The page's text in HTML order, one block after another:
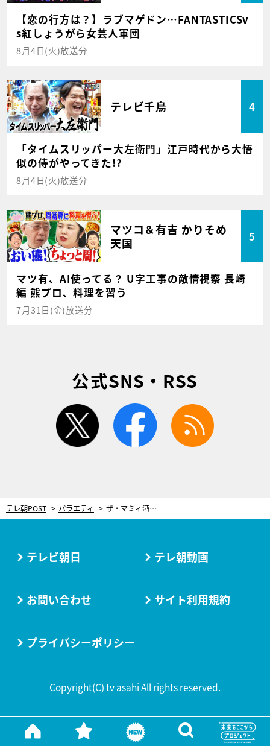
【恋の行方は？】ラブマゲドン…FANTASTICSv
s紅しょうがら女芸人軍団
8月4日(火)放送分
テレビ千鳥 4
「タイムスリッパー大左衛門」江戸時代から大悟
似の侍がやってきた!?
8月4日(火)放送分
マツコ＆有吉 かりそめ
天国
5
マツ有、AI使ってる？ U字工事の敵情視察 長崎
編 熊プロ、料理を習う
7月31日(金)放送分
公式SNS・RSS
twitter facebook
テレ朝POST バラエティ ザ・マミィ酒井、あの芸能人夫婦のファーストキス秘話に号泣！「捨てるようにキスしてきた」
テレビ朝日 テレ朝動画
お問い合わせ サイト利用規約
プライバシーポリシー
Copyright(C) tv asahi All rights reserved.